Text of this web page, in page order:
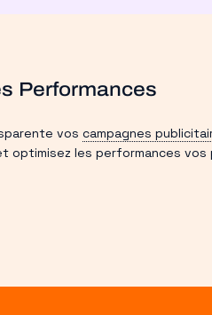
Performances
vos campagnes
optimisez les performances vos